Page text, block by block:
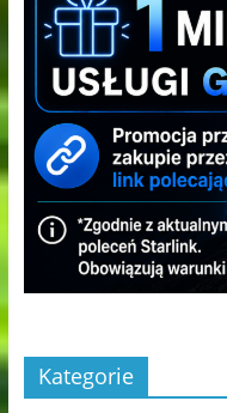
Kategorie